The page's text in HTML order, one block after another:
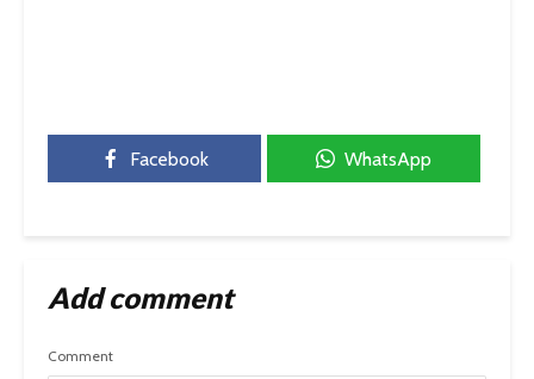
Facebook WhatsApp
Add comment
Comment